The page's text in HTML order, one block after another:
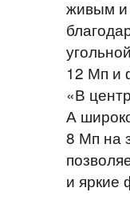
живым и
12 Мп и
«В
А
8 Мп на
и яркие